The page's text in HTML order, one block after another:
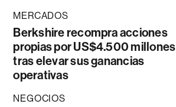
MERCADOS
Berkshire recompra acciones
propias por US$4.500 millones
tras elevar sus ganancias
operativas
NEGOCIOS